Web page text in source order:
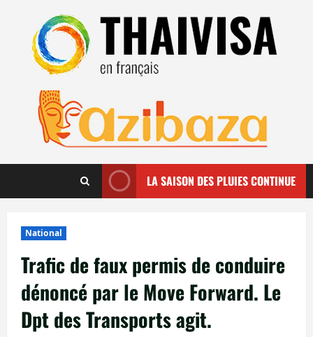
contenu
LA SAISON DES PLUIES CONTINUE
National
Trafic de faux permis de conduire
dénoncé par le Move Forward. Le
Dpt des Transports agit.